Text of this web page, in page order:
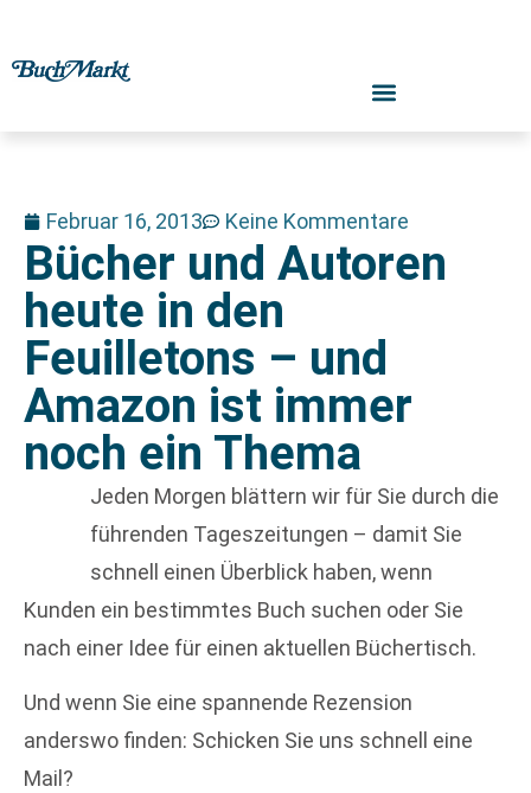
Februar 16, 2013 Keine Kommentare
Bücher und Autoren
heute in den
Feuilletons – und
Amazon ist immer
noch ein Thema
Jeden Morgen blättern wir für Sie durch die
führenden Tageszeitungen – damit Sie
schnell einen Überblick haben, wenn
Kunden ein bestimmtes Buch suchen oder Sie
nach einer Idee für einen aktuellen Büchertisch.
Und wenn Sie eine spannende Rezension
anderswo finden: Schicken Sie uns schnell eine
Mail?